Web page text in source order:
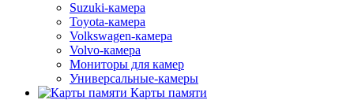
Suzuki-камера
Toyota-камера
Volkswagen-камера
Volvo-камера
Мониторы для камер
Универсальные-камеры
Карты памяти